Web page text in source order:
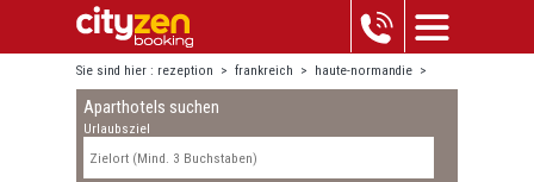
Sie sind hier : rezeption > frankreich > haute-normandie >
trouville
Aparthotels suchen
Urlaubsziel